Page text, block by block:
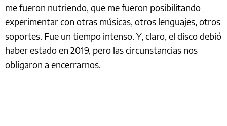
me fueron nutriendo, que me fueron posibilitando
experimentar con otras músicas, otros lenguajes, otros
soportes. Fue un tiempo intenso. Y, claro, el disco debió
haber estado en 2019, pero las circunstancias nos
obligaron a encerrarnos.